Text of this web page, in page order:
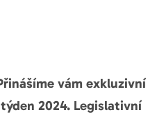
vám exkluzivní
2024. Legislativní